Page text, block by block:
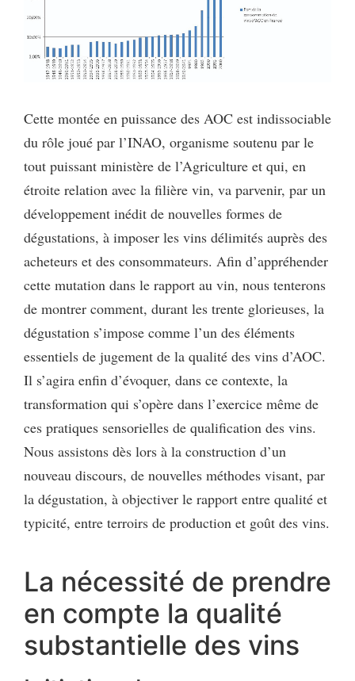
Cette montée en puissance des AOC est indissociable
du rôle joué par l’INAO, organisme soutenu par le
tout puissant ministère de l’Agriculture et qui, en
étroite relation avec la filière vin, va parvenir, par un
développement inédit de nouvelles formes de
dégustations, à imposer les vins délimités auprès des
acheteurs et des consommateurs. Afin d’appréhender
cette mutation dans le rapport au vin, nous tenterons
de montrer comment, durant les trente glorieuses, la
dégustation s’impose comme l’un des éléments
essentiels de jugement de la qualité des vins d’AOC.
Il s’agira enfin d’évoquer, dans ce contexte, la
transformation qui s’opère dans l’exercice même de
ces pratiques sensorielles de qualification des vins.
Nous assistons dès lors à la construction d’un
nouveau discours, de nouvelles méthodes visant, par
la dégustation, à objectiver le rapport entre qualité et
typicité, entre terroirs de production et goût des vins.
La nécessité de prendre
en compte la qualité
substantielle des vins